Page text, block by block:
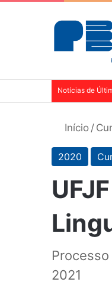
Notícias de
Início /
2020
2021